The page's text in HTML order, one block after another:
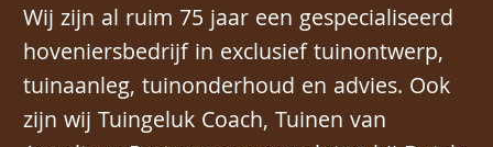
Wij zijn al ruim 75 jaar een gespecialiseerd
hoveniersbedrijf in exclusief tuinontwerp,
tuinaanleg, tuinonderhoud en advies. Ook
zijn wij Tuingeluk Coach, Tuinen van